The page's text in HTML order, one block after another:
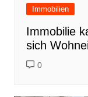
Immobilien
Immobilie
sich
0